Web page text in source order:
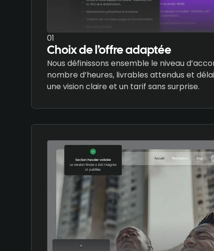
01
Choix de l’offre adaptée
Nous définissons ensemble le niveau
nombre d’heures, livrables attendus et
une vision claire et un tarif sans surprise.